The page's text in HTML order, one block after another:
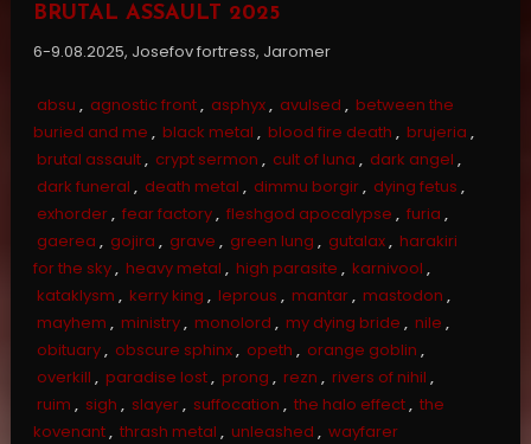
BRUTAL ASSAULT 2025
6-9.08.2025, Josefov fortress, Jaromer
absu , agnostic front, asphyx, avulsed , between the
buried and me , black metal , blood fire death , brujeria ,
brutal assault, crypt sermon , cult of luna , dark angel ,
dark funeral , death metal , dimmu borgir, dying fetus ,
exhorder, fear factory, fleshgod apocalypse , furia ,
gaerea , gojira , grave , green lung , gutalax, harakiri
for the sky, heavy metal , high parasite , karnivool ,
kataklysm , kerry king , leprous , mantar, mastodon ,
mayhem , ministry, monolord , my dying bride , nile ,
obituary, obscure sphinx, opeth , orange goblin ,
overkill , paradise lost, prong , rezn , rivers of nihil ,
ruim , sigh , slayer, suffocation , the halo effect, the
kovenant, thrash metal , unleashed , wayfarer